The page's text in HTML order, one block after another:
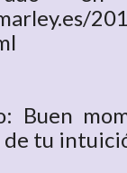
Buen
de tu